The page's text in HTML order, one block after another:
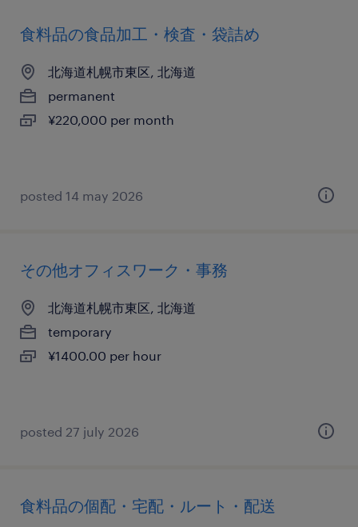
食料品の食品加工・検査・袋詰め
北海道札幌市東区, 北海道
permanent
¥220,000 per month
posted 14 may 2026
その他オフィスワーク・事務
北海道札幌市東区, 北海道
temporary
¥1400.00 per hour
posted 27 july 2026
食料品の個配・宅配・ルート・配送